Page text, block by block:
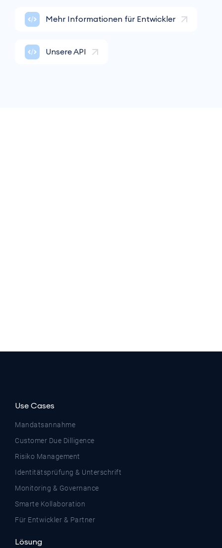
Mehr Informationen für Entwickler
Unsere API
Use Cases
Mandatsannahme
Customer Due Dilligence
Risiko Management
Identitätsprüfung & Unterschrift
Monitoring & Governance
Smarte Kollaboration
Für Entwickler & Partner
Lösung